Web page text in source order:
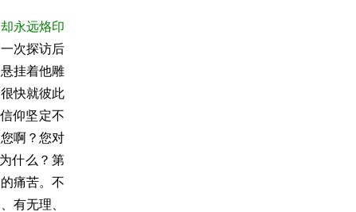
永远烙印
次探访后
挂着他雕
快就彼此
仰坚定不
啊？您对
什么？第
痛苦。不
有无理、